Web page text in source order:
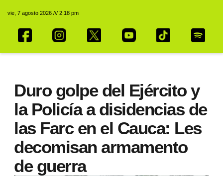
vie, 7 agosto 2026 /// 2:18 pm
Duro golpe del Ejército y
la Policía a disidencias de
las Farc en el Cauca: Les
decomisan armamento
de guerra